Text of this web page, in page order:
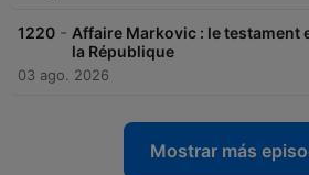
1220 - Affaire Markovic : le testament
la République
03 ago. 2026
Mostrar más